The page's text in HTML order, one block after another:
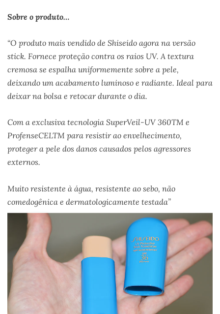
Sobre o produto…
“O produto mais vendido de Shiseido agora na versão
stick. Fornece proteção contra os raios UV. A textura
cremosa se ​​espalha uniformemente sobre a pele,
deixando um acabamento luminoso e radiante. Ideal para
deixar na bolsa e retocar durante o dia.
Com a exclusiva tecnologia SuperVeil-UV 360TM e
ProfenseCELTM para resistir ao envelhecimento,
proteger a pele dos danos causados ​​pelos agressores
externos.
Muito resistente à água, resistente ao sebo, não
comedogênica e dermatologicamente testada”